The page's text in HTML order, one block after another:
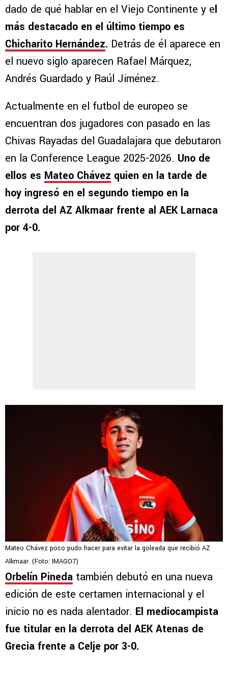
dado de qué hablar en el Viejo Continente y el
más destacado en el último tiempo es
Chicharito Hernández. Detrás de él aparece en
el nuevo siglo aparecen Rafael Márquez,
Andrés Guardado y Raúl Jiménez.
Actualmente en el futbol de europeo se
encuentran dos jugadores con pasado en las
Chivas Rayadas del Guadalajara que debutaron
en la Conference League 2025-2026. Uno de
ellos es Mateo Chávez quien en la tarde de
hoy ingresó en el segundo tiempo en la
derrota del AZ Alkmaar frente al AEK Larnaca
por 4-0.
Mateo Chávez poco pudo hacer para evitar la goleada que recibió AZ
Alkmaar. (Foto: IMAGO7)
Orbelín Pineda también debutó en una nueva
edición de este certamen internacional y el
inicio no es nada alentador. El mediocampista
fue titular en la derrota del AEK Atenas de
Grecia frente a Celje por 3-0.